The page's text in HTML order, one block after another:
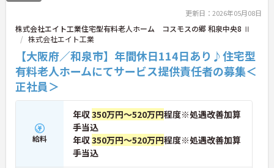
更新日：2026年05月08日
株式会社エイト工業住宅型有料老人ホーム コスモスの郷 和泉中央8 Ⅱ
株式会社エイト工業
【大阪府／和泉市】年間休日114日あり♪住宅型
有料老人ホームにてサービス提供責任者の募集＜
正社員＞
給料
年収350万円～520万円程度※処遇改善加算
手当込
年収350万円～520万円程度※処遇改善加算
手当込